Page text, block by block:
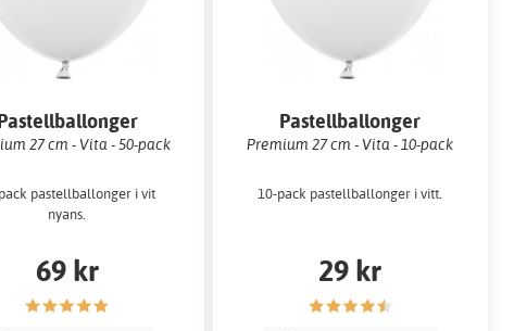
27 cm - Vita - 50-pack
pastellballonger i vit
nyans.
69 kr
Pastellballonger
Premium 27 cm - Vita - 10-pack
10-pack pastellballonger i vitt.
29 kr